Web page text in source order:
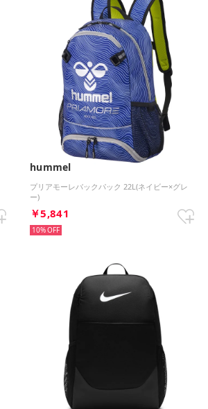
hummel
プリアモーレバックパック 22L(ネイビー×グレ
ー)
￥5,841
10%